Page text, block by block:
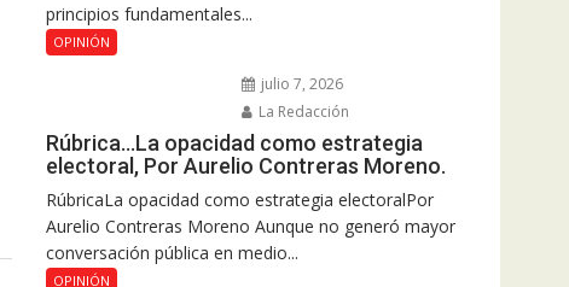
principios fundamentales...
OPINIÓN
julio 7, 2026
La Redacción
Rúbrica…La opacidad como estrategia
electoral, Por Aurelio Contreras Moreno.
RúbricaLa opacidad como estrategia electoralPor
Aurelio Contreras Moreno Aunque no generó mayor
conversación pública en medio...
OPINIÓN